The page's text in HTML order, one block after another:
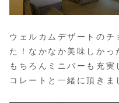
ウェルカムデザートのチ
た！なかなか美味しかっ
もちろんミニバーも充実
コレートと一緒に頂きま